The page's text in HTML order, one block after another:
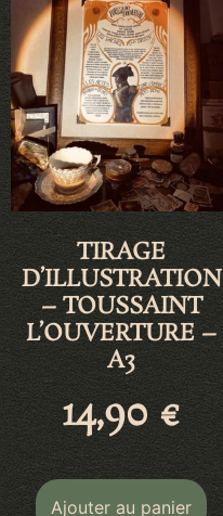
TIRAGE
D’ILLUSTRATION
– TOUSSAINT
L’OUVERTURE –
A3
14,90€
Ajouter au panier